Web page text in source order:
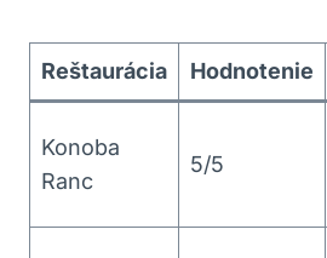
Reštaurácia Hodnotenie
Konoba
Ranc
5/5